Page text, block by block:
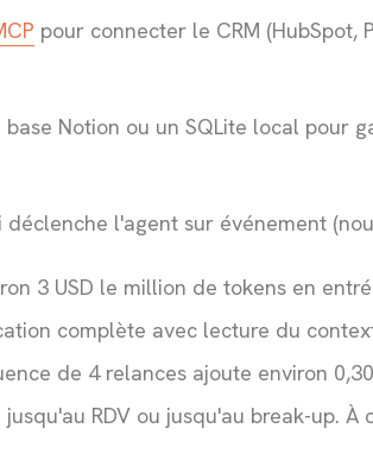
pour connecter le CRM (HubSpot,
base Notion ou un SQLite local pour
l'agent sur événement
3 USD le million de tokens en
complète avec lecture du
de 4 relances ajoute environ
RDV ou jusqu'au break-up.